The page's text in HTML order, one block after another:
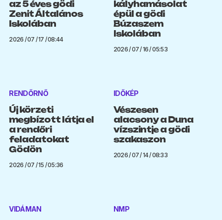
az 5 éves gödi
Zenit Általános
Iskolában
2026 / 07 / 17 / 08:44
kályhamásolat
épül a gödi
Búzaszem
Iskolában
2026 / 07 / 16 / 05:53
RENDŐRNŐ
Új körzeti
megbízott látja el
a rendőri
feladatokat
Gödön
2026 / 07 / 15 / 05:36
IDŐKÉP
Vészesen
alacsony a Duna
vízszintje a gödi
szakaszon
2026 / 07 / 14 / 08:33
VIDÁMAN NMP